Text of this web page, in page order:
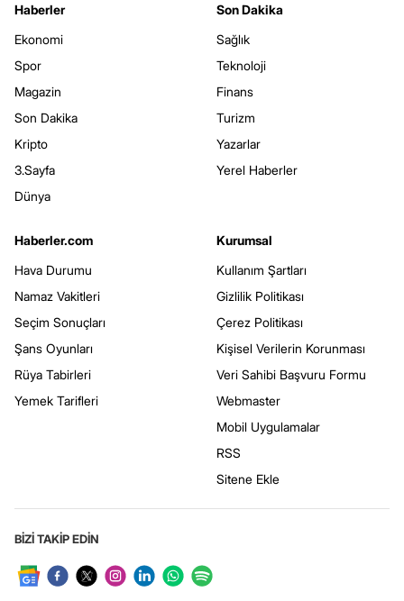
Haberler
Ekonomi
Spor
Magazin
Son Dakika
Kripto
3.Sayfa
Dünya
Son Dakika
Sağlık
Teknoloji
Finans
Turizm
Yazarlar
Yerel Haberler
Haberler.com
Hava Durumu
Namaz Vakitleri
Seçim Sonuçları
Şans Oyunları
Rüya Tabirleri
Yemek Tarifleri
Kurumsal
Kullanım Şartları
Gizlilik Politikası
Çerez Politikası
Kişisel Verilerin Korunması
Veri Sahibi Başvuru Formu
Webmaster
Mobil Uygulamalar
RSS
Sitene Ekle
BİZİ TAKİP EDİN